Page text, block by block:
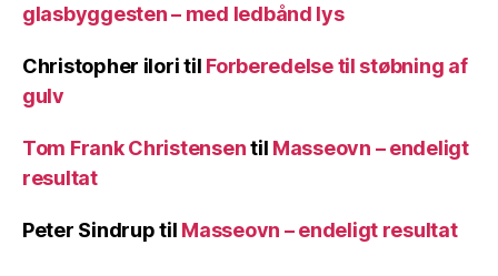
glasbyggesten – med ledbånd lys
Christopher iloritil Forberedelse til støbning af
gulv
Tom Frank Christensentil Masseovn – endeligt
resultat
Peter Sindruptil Masseovn – endeligt resultat